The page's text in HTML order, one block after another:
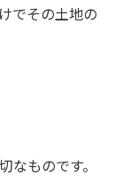
でその土地の
ものです。